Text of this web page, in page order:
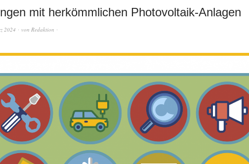
mit herkömmlichen Photovoltaik-Anlagen
2024 von Redaktion